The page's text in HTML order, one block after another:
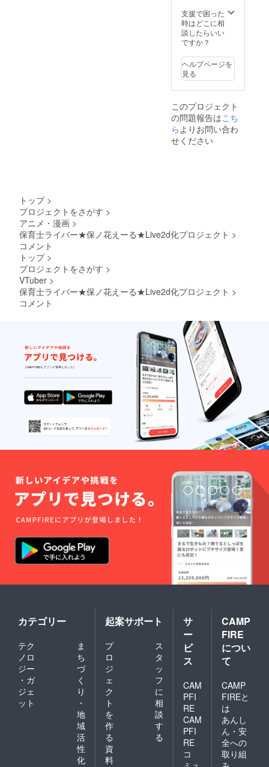
・デザ
イン：
Live2d
立ち絵
サイ
ズ：
224mm
×218m
グサイ
ズアク
リルス
タンド
・デザ
タぺス
トリー
（エプ
サイ
ズ：
600mm
×1670
mm 等
身大抱
き枕カ
バー ・
デザイ
ン：初
期立ち
絵（エ
プロン
姿） ・
160cm
×50cm
径
32mm
うちわ
・デザ
Live2d
立ち絵
・商品
サイ
224mm
×218m
m アク
スタ ・
デザイ
ビッグ
サイズ
ン：
・サイ
ズ：
13cm×
19cm
等身大
タぺス
トリー
・デザ
イン：
初期立
ち絵
（エプ
ロン
姿） ・
600mm
×1670
mm 等
身大抱
き枕カ
バー ・
デザイ
ン：初
期立ち
姿） ・
160cm
×50cm
Tシャツ
・イエ
ベandブ
ルべデ
ザイン
立ち絵
で持っ
ている
うさぎ
２体を
使った
デザイ
ン） ・
サイズ
支援で困った
時はどこに相
談したらいい
ですか？
ヘルプページを
見る
このプロジェクト
の問題報告はこち
らよりお問い合わ
せください
トップ >
プロジェクトをさがす >
アニメ・漫画 >
保育士ライバー★保ノ花えーる★Live2d化プロジェクト >
コメント
トップ >
プロジェクトをさがす >
VTuber >
保育士ライバー★保ノ花えーる★Live2d化プロジェクト >
コメント
カテゴリー
テク
ノロ
ジー
・ガ
ジェ
ット
ま
ち
づ
く
り
・
地
域
活
性
化
起案サポート
プ
ロ
ジ
ェ
ク
ト
を
作
る
ス
タ
ッ
フ
に
相
談
す
る
資
料
サ
ー
ビ
ス
CAM
PFI
RE
CAM
PFI
RE
コ
CAMP
FIRE
につい
て
CAMP
FIREと
は
あんし
ん・安
全への
取り組